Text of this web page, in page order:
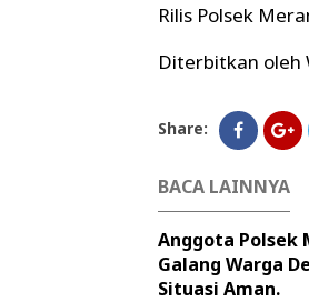
Rilis Polsek
Diterbitkan oleh
Share:
BACA LAINNYA
Anggota Polsek
Galang Warga
Situasi Aman.